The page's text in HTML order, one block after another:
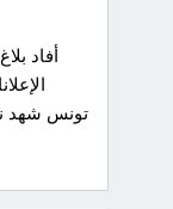
تونس شهد